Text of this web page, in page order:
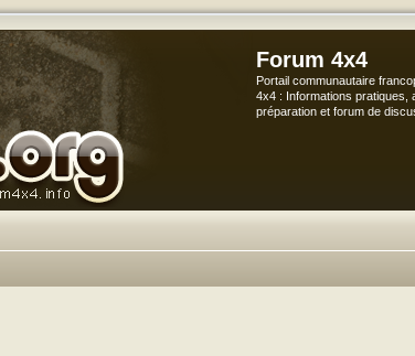
Forum 4x4
Portail communautaire
4x4 : Informations pratiques,
préparation et forum de